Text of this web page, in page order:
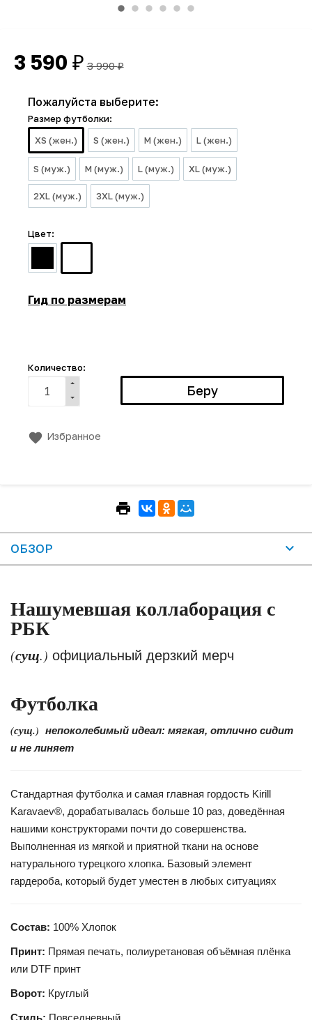
3 590 ₽ 3 990₽
Пожалуйста выберите:
Размер футболки:
XS (жен.)
S (жен.) M (жен.) L (жен.)
S (муж.) M (муж.) L (муж.) XL (муж.)
2XL (муж.) 3XL (муж.)
Цвет:
Гид по размерам
Количество:
Избранное
ОБЗОР
Нашумевшая коллаборация с
РБК
(сущ.) официальный дерзкий мерч
Футболка
(сущ.) непоколебимый идеал: мягкая, отлично сидит
и не линяет
Стандартная футболка и самая главная гордость Kirill
Karavaev®, дорабатывалась больше 10 раз, доведённая
нашими конструкторами почти до совершенства.
Выполненная из мягкой и приятной ткани на основе
натурального турецкого хлопка. Базовый элемент
гардероба, который будет уместен в любых ситуациях
Состав: 100% Хлопок
Принт: Прямая печать, полиуретановая объёмная плёнка
или DTF принт
Ворот: Круглый
Стиль: Повседневный